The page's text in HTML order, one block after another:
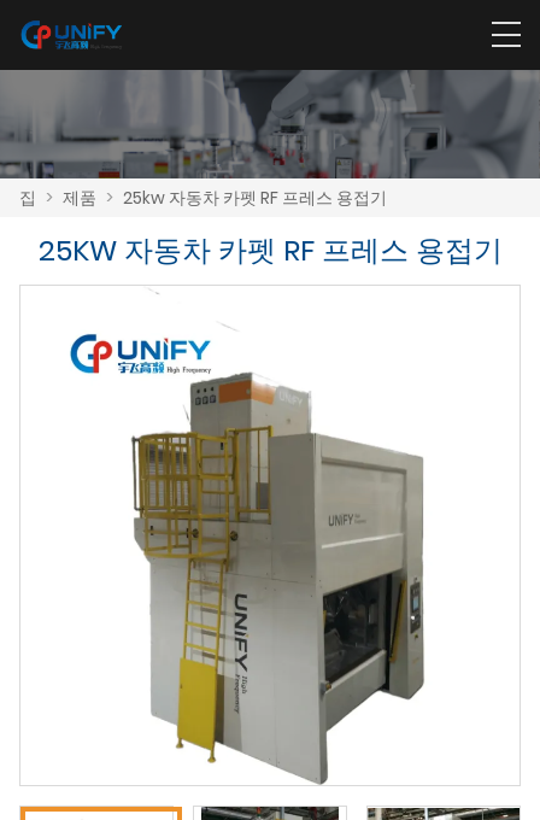
집 > 제품 > 25kw 자동차 카펫 RF 프레스 용접기
25KW 자동차 카펫 RF 프레스 용접기